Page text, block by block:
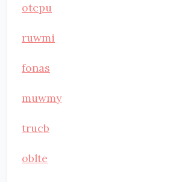
otcpu
ruwmi
fonas
muwmy
trucb
oblte